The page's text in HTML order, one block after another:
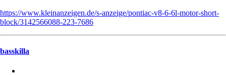
https://www.kleinanzeigen.de/s-anzeige/pontiac-v8-6-6l-motor-short-
block/3142566088-223-7686
basskilla